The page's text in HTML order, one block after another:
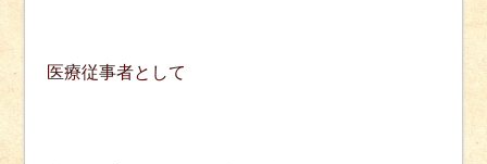
医療従事者として